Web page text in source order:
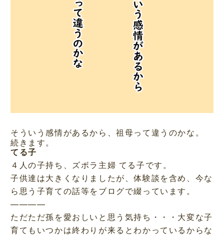
そういう感情があるから、祖母って違うのかな。
続きます。
てる子
４人の子持ち、ズボラ主婦 てる子です。
子供達は大きくなりましたが、体験談を含め、今な
ら思う子育ての話等をブログで綴っています。
————
ただただ孫を愛おしいと思う気持ち・・・大変な子
育てもいつかは終わりが来るとわかっているからな